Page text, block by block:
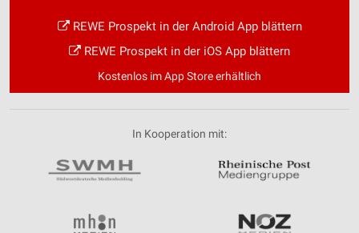
REWE Prospekt in der Android App blättern
REWE Prospekt in der iOS App blättern
Kostenlos im App Store erhältlich
In Kooperation mit: